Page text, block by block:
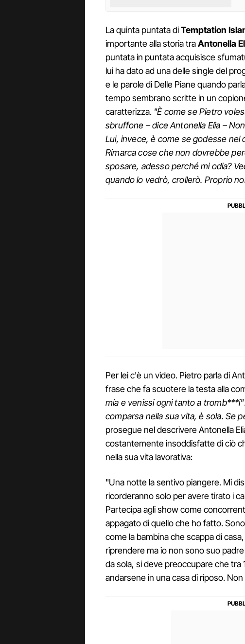
La quinta puntata diTemptation
importante alla storia traAntonella
puntata in puntata acquisisce
lui ha dato ad una delle single del
e le parole di Delle Piane quando
tempo sembrano scritte in un
caratterizza. "È come se Pietro
sbruffone – dice Antonella Elia –
Lui, invece, è come se godesse nel
Rimarca cose che non dovrebbe
sposare, adesso perché mi odia?
quando lo vedrò, crollerò. Proprio
Per lei c'è un video. Pietro parla di
frase che fa scuotere la testa alla
mia e venissi ogni tanto a tromb***i"
comparsa nella sua vita, è sola. Se
prosegue nel descrivere Antonella
costantemente insoddisfatte di ciò
nella sua vita lavorativa:
"Una notte la sentivo piangere. Mi
ricorderanno solo per avere tirato i
Partecipa agli show come
appagato di quello che ho fatto.
come la bambina che scappa di
riprendere ma io non sono suo
da sola, si deve preoccupare che tra
andarsene in una casa di riposo. Non